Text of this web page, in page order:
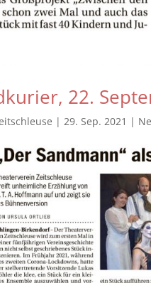
22.
| 29. Sep. 2021 |